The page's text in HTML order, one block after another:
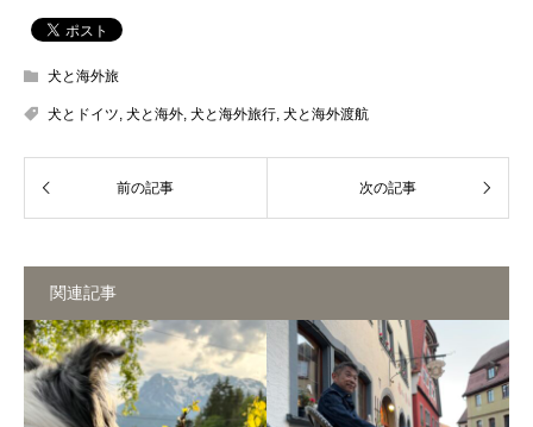
犬と海外旅
犬とドイツ, 犬と海外, 犬と海外旅行, 犬と海外渡航
関連記事